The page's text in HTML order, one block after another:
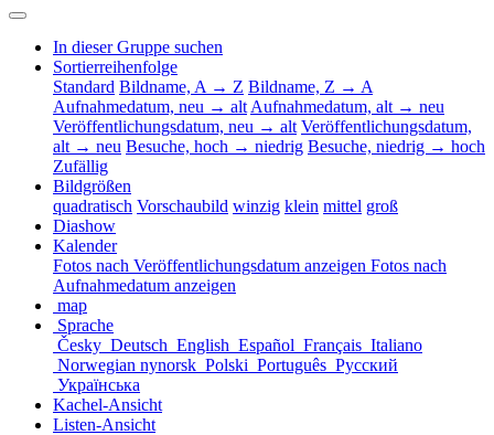
In dieser Gruppe suchen
Sortierreihenfolge
Standard Bildname, A → Z Bildname, Z → A
Aufnahmedatum, neu → alt Aufnahmedatum, alt → neu
Veröffentlichungsdatum, neu → alt Veröffentlichungsdatum,
alt → neu Besuche, hoch → niedrig Besuche, niedrig → hoch
Zufällig
Bildgrößen
quadratisch Vorschaubild winzig klein mittel groß
Diashow
Kalender
Fotos nach Veröffentlichungsdatum anzeigen Fotos nach
Aufnahmedatum anzeigen
map
Sprache
Česky Deutsch English Español Français Italiano
Norwegian nynorsk Polski Português Русский
Українська
Kachel-Ansicht
Listen-Ansicht